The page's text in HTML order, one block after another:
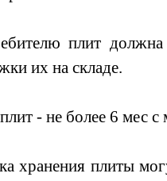
плит должна
их на складе.
- не более 6 мес с
хранения плиты